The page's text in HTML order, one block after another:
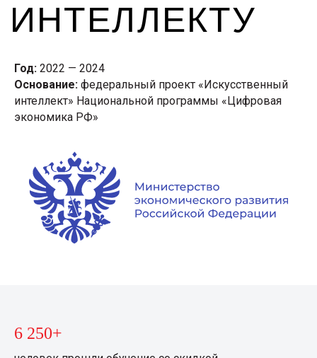
Год: 2022 — 2024
Основание: федеральный проект «Искусственный
интеллект» Национальной программы «Цифровая
экономика РФ»
6 250+